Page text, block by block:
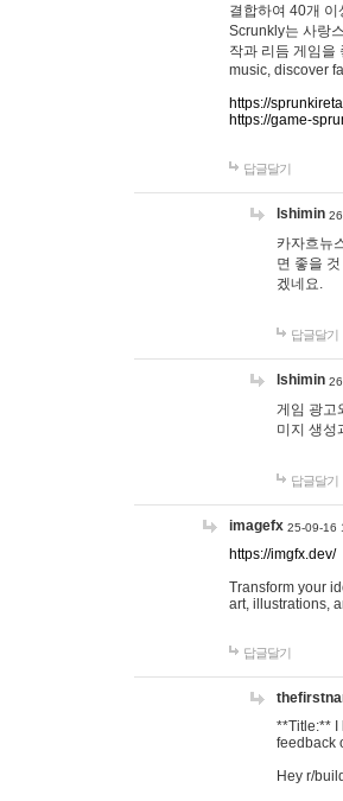
결합하여 40개
Scrunkly는 사랑
작과 리듬 게임을
music, discover
https://
https://game-
답글달기
lshimin
카자흐뉴
면 좋을
겠네요.
답글달기
lshimin
게임 광고
미지 생성
답글달기
imagefx 25-09-16
https://imgfx.dev/
Transform your
art, illustrations,
답글달기
**Title:** I
feedback
Hey r/